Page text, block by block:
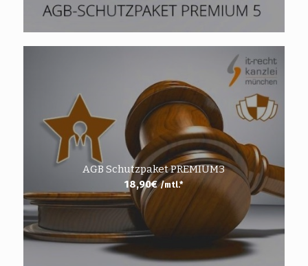
AGB Schutzpaket PREMIUM3
18,90€ /mtl.*